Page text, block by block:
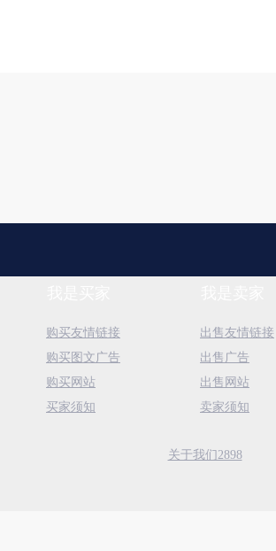
购买友情链接
购买图文广告
购买网站
买家须知
出售友情链接
出售广告
出售网站
卖家须知
关于我们2898